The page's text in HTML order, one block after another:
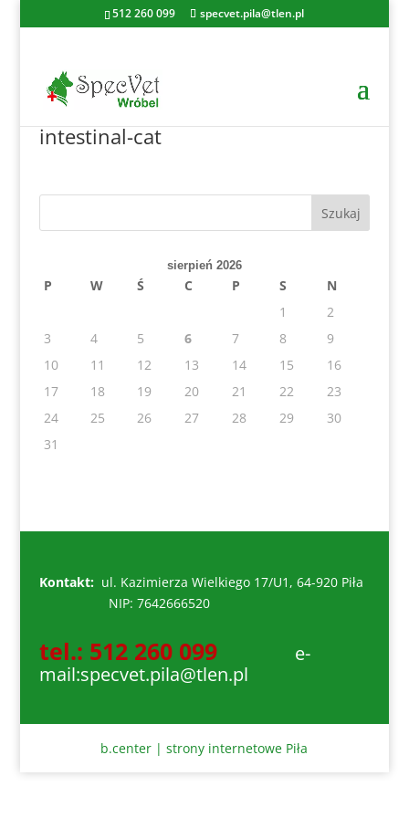
512 260 099 specvet.pila@tlen.pl
intestinal-cat
sierpień 2026
P W Ś C P S
N
1
2
3
4 5 6 7 8
9
10
11 12 13 14 15
16
17
18 19 20 21 22
23
24
25 26 27 28 29
30
31
Kontakt:ul. Kazimierza Wielkiego 17/U1, 64-920 Piła
NIP: 7642666520
tel.: 512 260 099e-
mail:specvet.pila@tlen.pl
b.center | strony internetowe Piła